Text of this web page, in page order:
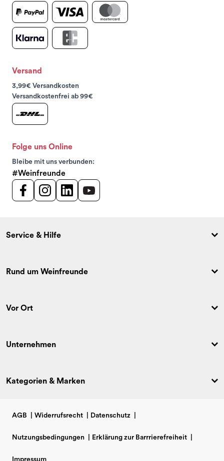
Versand
3,99€ Versandkosten
Versandkostenfrei ab 99€
Folge uns Online
Bleibe mit uns verbunden:
#Weinfreunde
Service & Hilfe
Rund um Weinfreunde
Vor Ort
Unternehmen
Kategorien & Marken
AGB Widerrufsrecht Datenschutz
Nutzungsbedingungen Erklärung zur Barrrierefreiheit